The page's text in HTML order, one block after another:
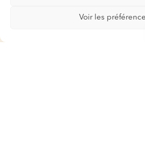
Voir les
Boutique